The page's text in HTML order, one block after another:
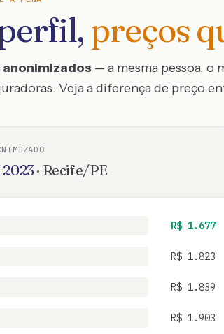
preços
anonimizados — a mesma pessoa, o
Veja a diferença de preço
2023· Recife/PE
R$ 1.677
R$ 1.823
R$ 1.839
R$ 1.903